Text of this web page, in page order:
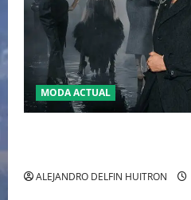
MODA ACTUAL
ALEJANDRO DELFIN HUITRON